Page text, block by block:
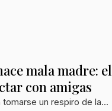
mala madre: el
con amigas
un respiro de la...